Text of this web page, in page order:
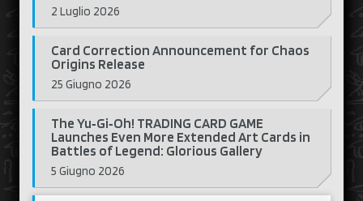
2 Luglio 2026
Card Correction Announcement for Chaos
Origins Release
25 Giugno 2026
The Yu‑Gi‑Oh! TRADING CARD GAME
Launches Even More Extended Art Cards in
Battles of Legend: Glorious Gallery
5 Giugno 2026